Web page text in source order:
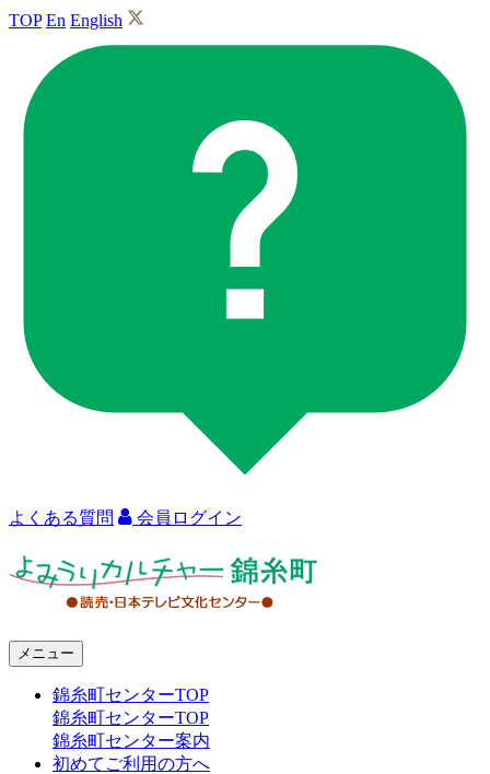
TOP En English
よくある質問 会員ログイン
メニュー
錦糸町センターTOP
錦糸町センターTOP
錦糸町センター案内
初めてご利用の方へ